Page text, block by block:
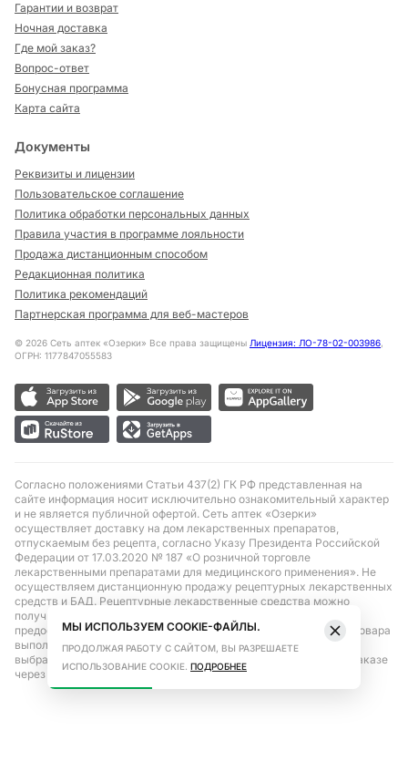
Гарантии и возврат
Ночная доставка
Где мой заказ?
Вопрос-ответ
Бонусная программа
Карта сайта
Документы
Реквизиты и лицензии
Пользовательское соглашение
Политика обработки персональных данных
Правила участия в программе лояльности
Продажа дистанционным способом
Редакционная политика
Политика рекомендаций
Партнерская программа для веб-мастеров
© 2026 Сеть аптек «Озерки» Все права защищены Лицензия: ЛО-78-02-003986,
ОГРН: 1177847055583
Согласно положениями Статьи 437(2) ГК РФ представленная на
сайте информация носит исключительно ознакомительный характер
и не является публичной офертой. Сеть аптек «Озерки»
осуществляет доставку на дом лекарственных препаратов,
отпускаемым без рецепта, согласно Указу Президента Российской
Федерации от 17.03.2020 № 187 «О розничной торговле
лекарственными препаратами для медицинского применения». Не
осуществляем дистанционную продажу рецептурных лекарственных
средств и БАД. Рецептурные лекарственные средства можно
получить только при помощи самовывоза в аптеке при
предоставлении рецепта, выписанного врачом. Бронирование товара
выполняется при условиях последующего выкупа заказа в
выбранном аптечном пункте. Цена действительна только при заказе
через сайт.
МЫ ИСПОЛЬЗУЕМ COOKIE-ФАЙЛЫ.
ПРОДОЛЖАЯ РАБОТУ С САЙТОМ, ВЫ РАЗРЕШАЕТЕ
ИСПОЛЬЗОВАНИЕ COOKIE. ПОДРОБНЕЕ